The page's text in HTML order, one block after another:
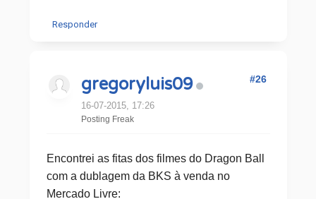
Responder
gregoryluis09
16-07-2015, 17:26
Posting Freak
#26
Encontrei as fitas dos filmes do Dragon Ball
com a dublagem da BKS à venda no
Mercado Livre: